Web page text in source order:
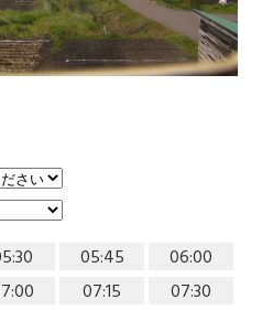
05:45
06:00
07:15
07:30